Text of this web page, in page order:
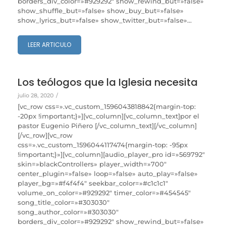
show_shuffle_but=»false» show_buy_but=»false»
show_lyrics_but=»false» show_twitter_but=»false»...
LEER ARTICULO
Los teólogos que la Iglesia necesita
julio 28, 2020 /
[vc_row css=».vc_custom_1596043818842{margin-top:
-20px !important;}»][vc_column][vc_column_text]por el
pastor Eugenio Piñero [/vc_column_text][/vc_column]
[/vc_row][vc_row
css=».vc_custom_1596044117474{margin-top: -95px
!important;}»][vc_column][audio_player_pro id=»569792″
skin=»blackControllers» player_width=»700″
center_plugin=»false» loop=»false» auto_play=»false»
player_bg=»#f4f4f4″ seekbar_color=»#c1c1c1″
volume_on_color=»#929292″ timer_color=»#454545″
song_title_color=»#303030″
song_author_color=»#303030″
borders_div_color=»#929292″ show_rewind_but=»false»